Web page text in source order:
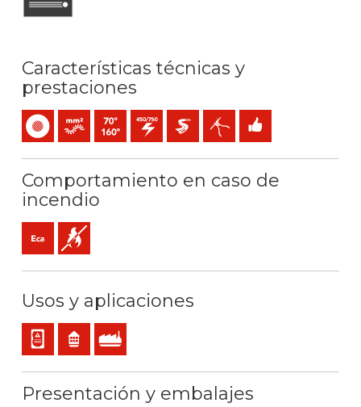
Características técnicas y
prestaciones
Unipolar Conductor flexible (clase 5) mm2
Temperatura máx. servicio: 70ºC / 160ºC
450 / 750 V C.A.Extra-deslizante
Fácil peladoFácil instalación
Comportamiento en caso de
incendio
Eca (reacción al fuego)
No propagador de la llama
Usos y aplicaciones
Cableado interno de cuadros o equipos
ResidencialUso industrial
Presentación y embalajes